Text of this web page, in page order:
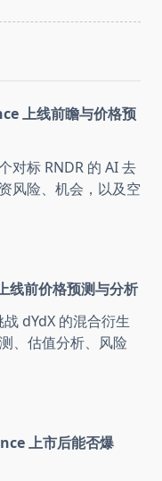
上线前瞻与价格预
对标 RNDR 的 AI 去
风险、机会，以及空
线前价格预测与分析
dYdX 的混合衍生
、估值分析、风险
上市后能否爆